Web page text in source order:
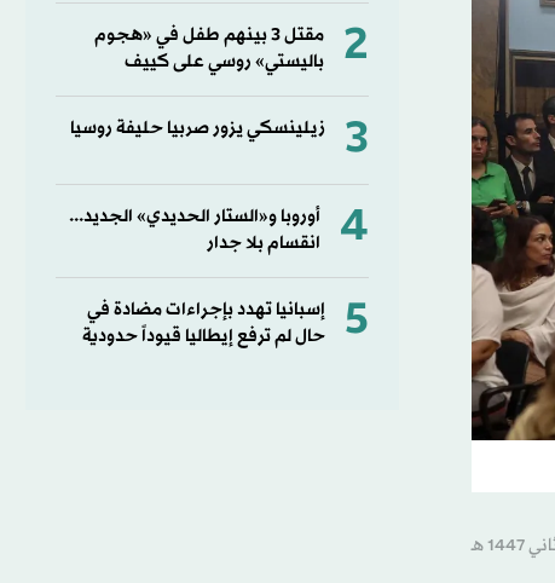
2
مقتل 3 بينهم طفل في «هجوم
باليستي» روسي على كييف
3 زيلينسكي يزور صربيا حليفة روسيا
4
أوروبا و«الستار الحديدي» الجديد...
انقسام بلا جدار
5
إسبانيا تهدد بإجراءات مضادة في
حال لم ترفع إيطاليا قيوداً حدودية